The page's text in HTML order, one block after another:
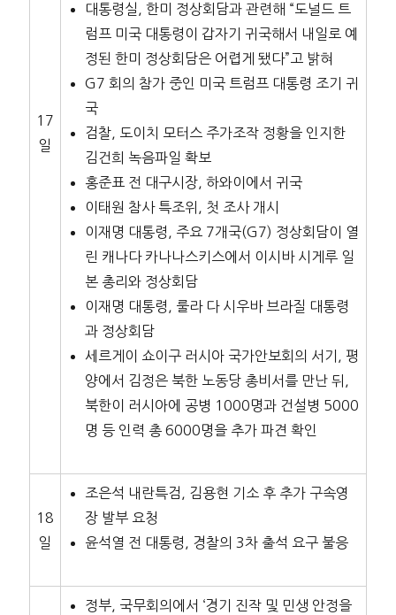
17
일
대통령실, 한미 정상회담과 관련해 “도널드 트
럼프 미국 대통령이 갑자기 귀국해서 내일로 예
정된 한미 정상회담은 어렵게 됐다”고 밝혀
G7 회의 참가 중인 미국 트럼프 대통령 조기 귀
국
검찰, 도이치 모터스 주가조작 정황을 인지한
김건희 녹음파일 확보
홍준표 전 대구시장, 하와이에서 귀국
이태원 참사 특조위, 첫 조사 개시
이재명 대통령, 주요 7개국(G7) 정상회담이 열
린 캐나다 카나나스키스에서 이시바 시게루 일
본 총리와 정상회담
이재명 대통령, 룰라 다 시우바 브라질 대통령
과 정상회담
세르게이 쇼이구 러시아 국가안보회의 서기, 평
양에서 김정은 북한 노동당 총비서를 만난 뒤,
북한이 러시아에 공병 1000명과 건설병 5000
명 등 인력 총 6000명을 추가 파견 확인
18
일
조은석 내란특검, 김용현 기소 후 추가 구속영
장 발부 요청
윤석열 전 대통령, 경찰의 3차 출석 요구 불응
정부, 국무회의에서 ‘경기 진작 및 민생 안정을